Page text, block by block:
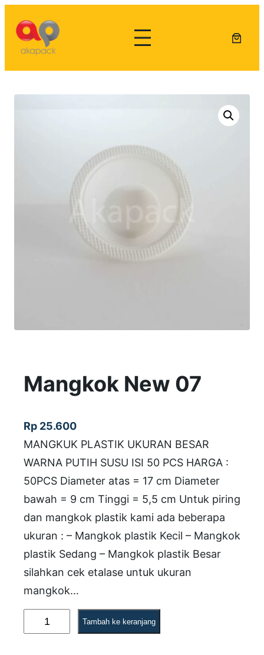
konten
Mangkok New 07
Rp 25.600
MANGKUK PLASTIK UKURAN BESAR
WARNA PUTIH SUSU ISI 50 PCS HARGA :
50PCS Diameter atas = 17 cm Diameter
bawah = 9 cm Tinggi = 5,5 cm Untuk piring
dan mangkok plastik kami ada beberapa
ukuran : – Mangkok plastik Kecil – Mangkok
plastik Sedang – Mangkok plastik Besar
silahkan cek etalase untuk ukuran
mangkok…
u
Tambah ke keranjang